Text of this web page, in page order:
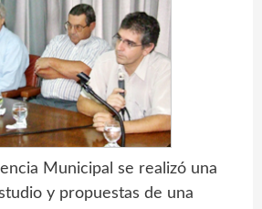
Municipal se realizó una
y propuestas de una